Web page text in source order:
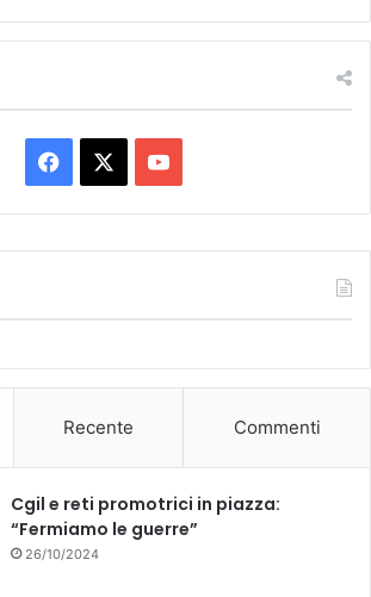
a
c
k
o
u
Recente Commenti
Cgil e reti promotrici in piazza:
“Fermiamo le guerre”
26/10/2024